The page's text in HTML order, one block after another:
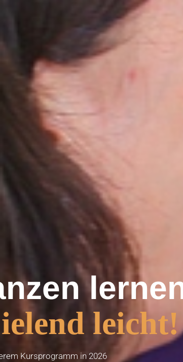
leicht!
Kursprogramm in 2026